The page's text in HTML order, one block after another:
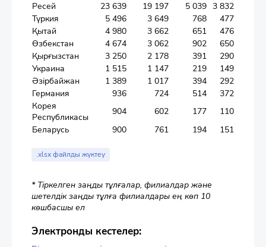
Ресей
23 639 19 197 5 039 3 832
Түркия
5 496 3 649 768
477
Қытай
4 980 3 662 651
476
Өзбекстан
4 674 3 062 902
650
Қырғызстан
3 250 2 178 391
290
Украина
1 515 1 147 219
149
Әзірбайжан
1 389 1 017 394
292
Германия
936 724 514
372
Корея
Республикасы
904 602 177
110
Беларусь
900 761 194 151
.xlsx файлды жүктеу
* Тіркелген заңды тұлғалар, филиалдар және
шетелдік заңды тұлға филиалдары ең көп 10
көшбасшы ел
Электронды кестелер: